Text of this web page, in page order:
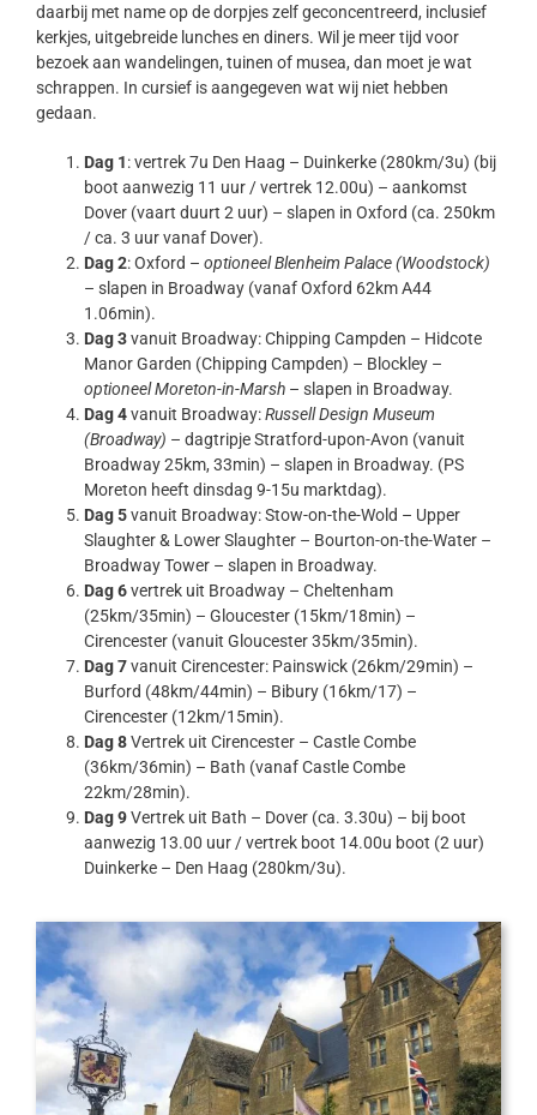
daarbij met name op de dorpjes zelf geconcentreerd, inclusief
kerkjes, uitgebreide lunches en diners. Wil je meer tijd voor
bezoek aan wandelingen, tuinen of musea, dan moet je wat
schrappen. In cursief is aangegeven wat wij niet hebben
gedaan.
Dag 1: vertrek 7u Den Haag – Duinkerke (280km/3u) (bij
boot aanwezig 11 uur / vertrek 12.00u) – aankomst
Dover (vaart duurt 2 uur) – slapen in Oxford (ca. 250km
/ ca. 3 uur vanaf Dover).
Dag 2: Oxford – optioneel Blenheim Palace (Woodstock)
– slapen in Broadway (vanaf Oxford 62km A44
1.06min).
Dag 3vanuit Broadway: Chipping Campden – Hidcote
Manor Garden (Chipping Campden) – Blockley –
optioneel Moreton-in-Marsh – slapen in Broadway.
Dag 4vanuit Broadway:Russell Design Museum
(Broadway) – dagtripje Stratford-upon-Avon (vanuit
Broadway 25km, 33min) – slapen in Broadway. (PS
Moreton heeft dinsdag 9-15u marktdag).
Dag 5vanuit Broadway: Stow-on-the-Wold – Upper
Slaughter & Lower Slaughter – Bourton-on-the-Water –
Broadway Tower – slapen in Broadway.
Dag 6vertrek uit Broadway – Cheltenham
(25km/35min) – Gloucester (15km/18min) –
Cirencester (vanuit Gloucester 35km/35min).
Dag 7vanuit Cirencester: Painswick (26km/29min) –
Burford (48km/44min) – Bibury (16km/17) –
Cirencester (12km/15min).
Dag 8Vertrek uit Cirencester – Castle Combe
(36km/36min) – Bath (vanaf Castle Combe
22km/28min).
Dag 9Vertrek uit Bath – Dover (ca. 3.30u) – bij boot
aanwezig 13.00 uur / vertrek boot 14.00u boot (2 uur)
Duinkerke – Den Haag (280km/3u).